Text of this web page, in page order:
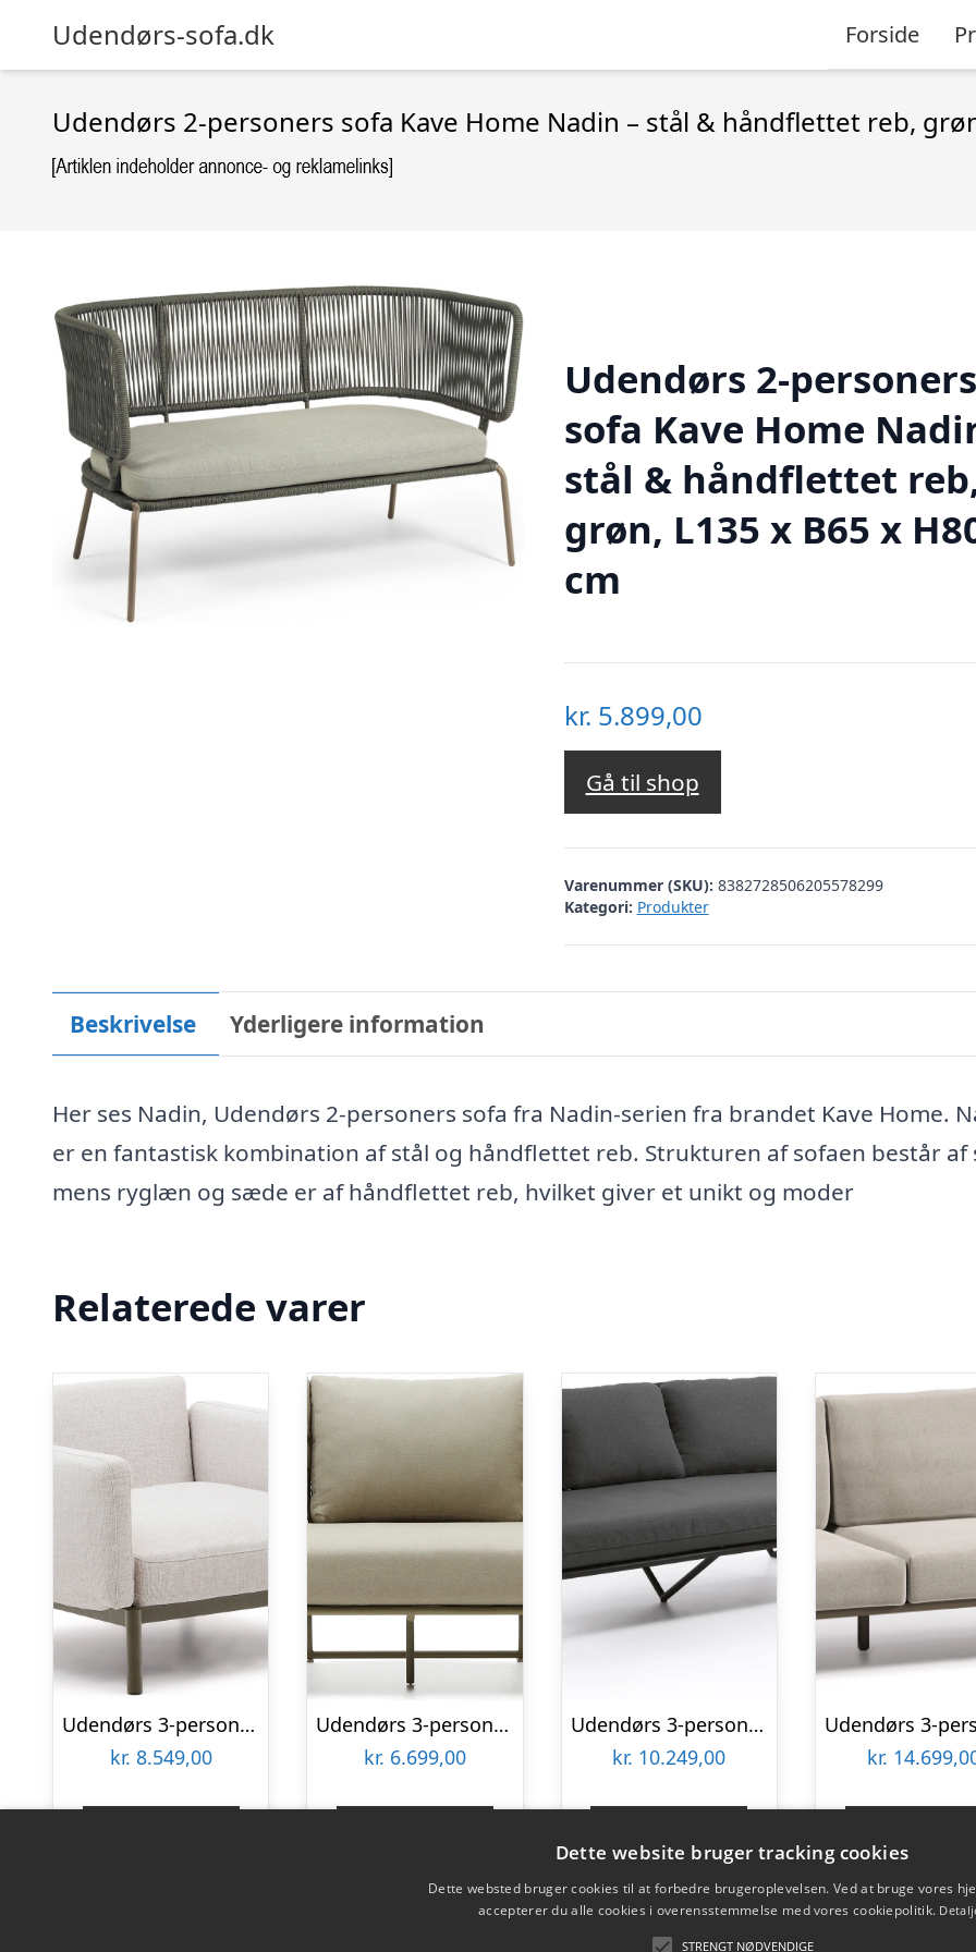
Udendørs-sofa.dk Forside
Udendørs 2-personers sofa Kave Home Nadin – stål & håndflettet reb,
Udendørs 2-personers
sofa Kave Home
stål & håndflettet
grøn, L135 x B65 x
cm
kr. 5.899,00
Gå til shop
Varenummer (SKU): 8382728506205578299
Kategori: Produkter
Beskrivelse Yderligere information
Her ses Nadin, Udendørs 2-personers sofa fra Nadin-serien fra brandet Kave Home.
er en fantastisk kombination af stål og håndflettet reb. Strukturen af sofaen består af
mens ryglæn og sæde er af håndflettet reb, hvilket giver et unikt og moder
Relaterede varer
Udendørs 3-personers sofa Kave Home Sorells beige aluminium loungesofa 73x113x115 cm
kr. 8.549,00
Udendørs 3-personers sofa Kave Home Saconca med håndvævet UV-reb i grøn galvaniseret stål
kr. 6.699,00
Udendørs 3-personers lounge sofa Kave Home Branzie sort L180ÃD90ÃH77 cm
kr. 10.249,00
Gå til shop
kr.
Gå til
Dette website bruger tracking cookies
Dette websted bruger cookies til at forbedre brugeroplevelsen. Ved at bruge vores
accepterer du alle cookies i overensstemmelse med vores cookiepolitik.
STRENGT NØDVENDIGE